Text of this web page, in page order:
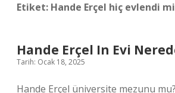
Etiket: Hande Erçel hiç evlendi mi
Hande Erçel In Evi
Tarih: Ocak 18, 2025
Hande Erçel üniversite mezunu